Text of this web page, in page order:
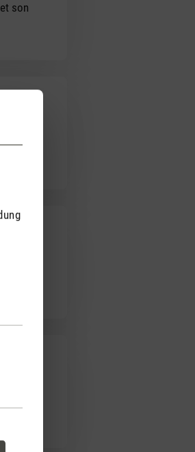
son